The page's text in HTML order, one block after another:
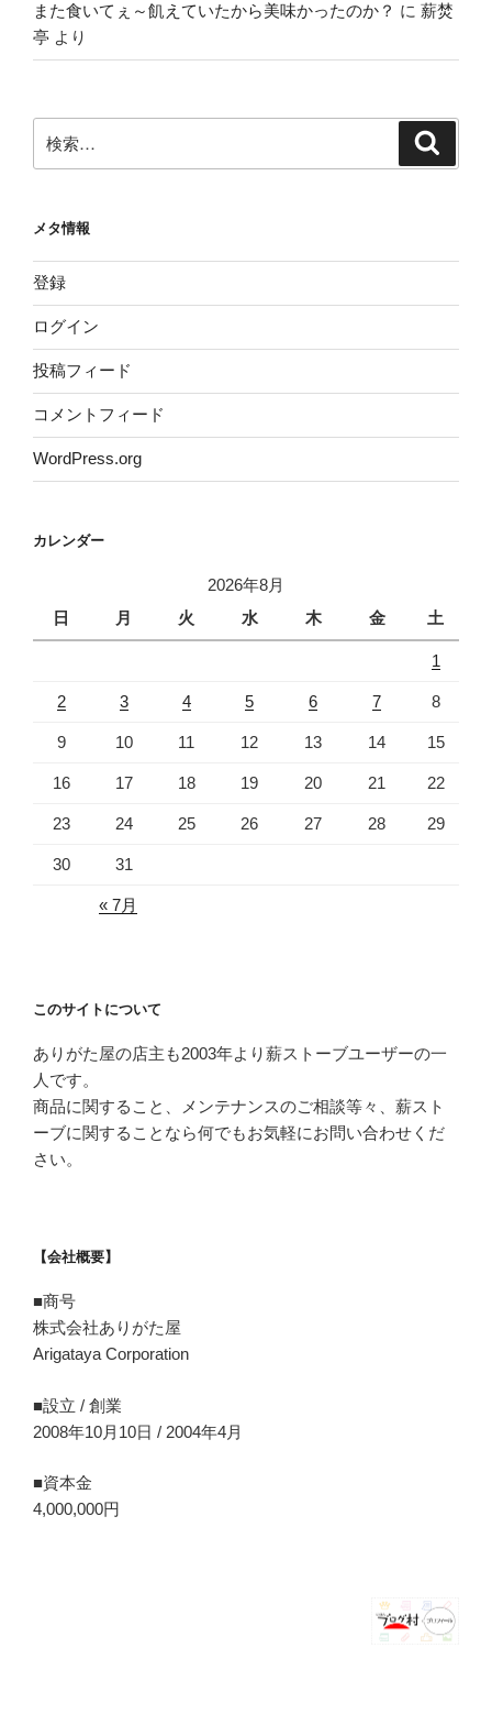
また食いてぇ～飢えていたから美味かったのか？ に 薪焚
亭 より
索:
メタ情報
登録
ログイン
投稿フィード
コメントフィード
WordPress.org
カレンダー
2026年8月
日
月 火 水 木 金 土
1
2 3 4 5 6 7 8
9 10 11 12 13 14 15
16 17 18 19 20 21 22
23 24 25 26 27 28 29
30 31
« 7月
このサイトについて
ありがた屋の店主も2003年より薪ストーブユーザーの一
人です。
商品に関すること、メンテナンスのご相談等々、薪スト
ーブに関することなら何でもお気軽にお問い合わせくだ
さい。
【会社概要】
■商号
株式会社ありがた屋
Arigataya Corporation
■設立 / 創業
2008年10月10日 / 2004年4月
■資本金
4,000,000円